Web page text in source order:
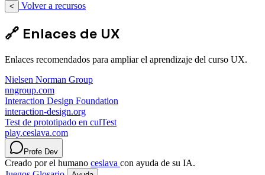
< Volver a recursos
🔗 Enlaces de UX
Enlaces recomendados para ampliar el aprendizaje del curso UX.
Nielsen Norman Group
nngroup.com
Interaction Design Foundation
interaction-design.org
Test de prototipado en culTest
play.ceslava.com
Profe Dev
Creado por el humano ceslava con ayuda de su IA.